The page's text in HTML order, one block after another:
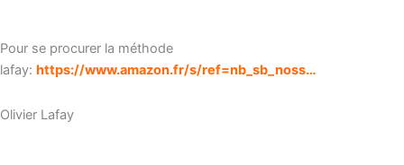
Pour se procurer la méthode
lafay: https://www.amazon.fr/s/ref=nb_sb_noss…
Olivier Lafay